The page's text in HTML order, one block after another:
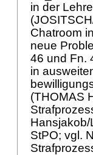
in der
Chatroom
neue
46 und Fn.
in
(THOMAS
StPO; vgl.